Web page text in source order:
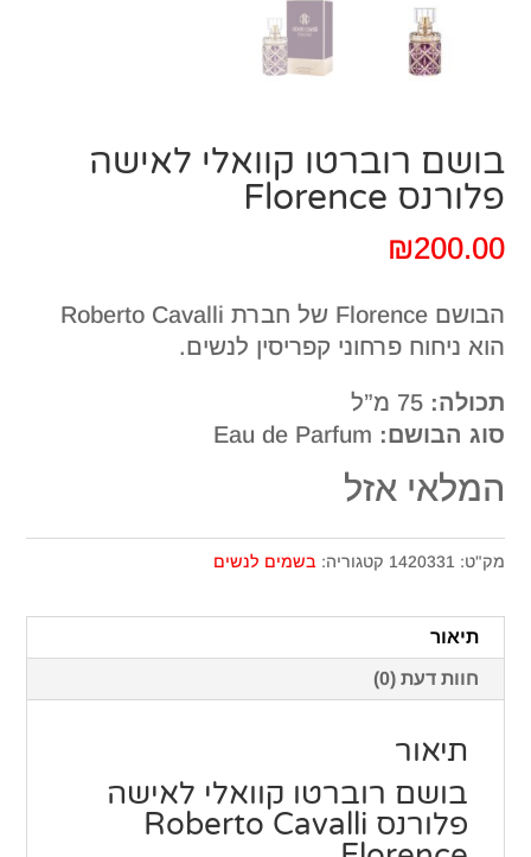
בושם רוברטו קוואלי לאישה
פלורנס Florence
₪200.00
הבושם Florence של חברת Roberto Cavalli
הוא ניחוח פרחוני קפריסין לנשים.
תכולה: 75 מ”ל
סוג הבושם:
המלאי אזל
מק"ט: 1420331 קטגוריה: בשמים לנשים
תיאור
חוות דעת (0)
תיאור
בושם רוברטו קוואלי לאישה
פלורנס Roberto Cavalli